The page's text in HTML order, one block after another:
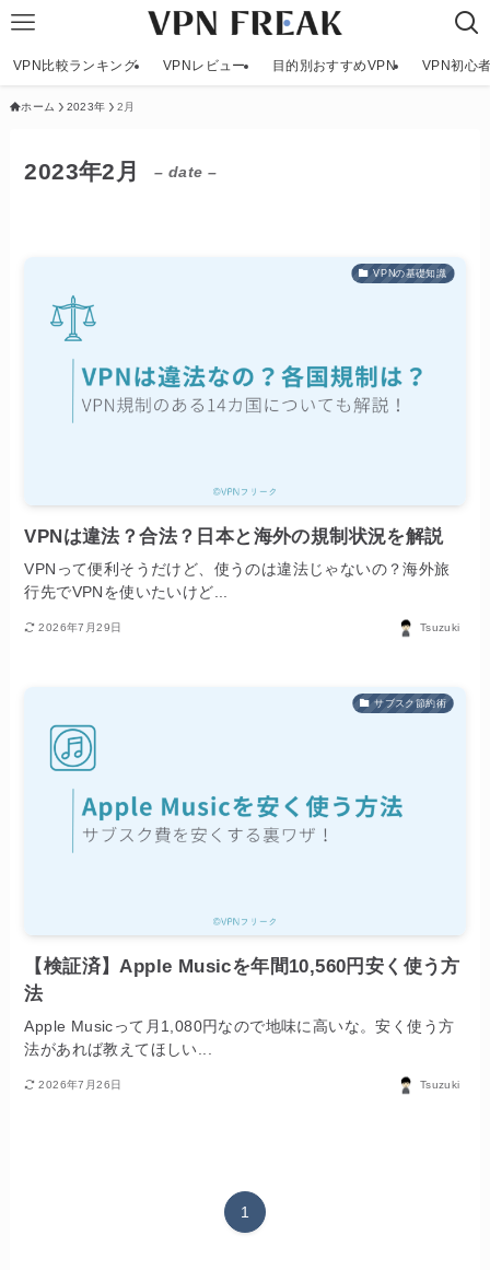
VPN比較ランキング VPNレビュー 目的別おすすめVPN VPN初心
ホーム 2023年 2月
2023年2月 – date –
VPNの基礎知識
VPNは違法？合法？日本と海外の規制状況を解説
VPNって便利そうだけど、使うのは違法じゃないの？海外旅
行先でVPNを使いたいけど...
2026年7月29日 Tsuzuki
サブスク節約術
【検証済】Apple Musicを年間10,560円安く使う方
法
Apple Musicって月1,080円なので地味に高いな。安く使う方
法があれば教えてほしい...
2026年7月26日 Tsuzuki
1